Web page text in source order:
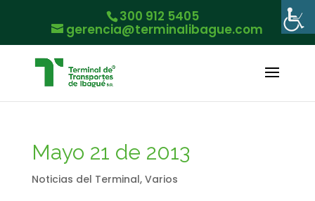
300 912 5405
gerencia@terminalibague.com
Mayo 21 de 2013
Noticias del Terminal, Varios